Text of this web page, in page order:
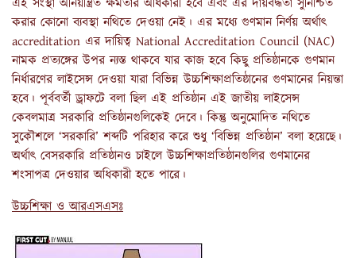
করার কোনো ব্যবস্থা নথিতে দেওয়া নেই। এর মধ্যে গুণমান নির্ণয় অর্থাৎ
accreditation এর দায়িত্ব National Accreditation Council (NAC)
নামক প্রত্যঙ্গের উপর ন্যস্ত থাকবে যার কাজ হবে কিছু প্রতিষ্ঠানকে গুণমান
নির্ধারণের লাইসেন্স দেওয়া যারা বিভিন্ন উচ্চশিক্ষাপ্রতিষ্ঠানের গুণমানের নিয়ন্তা
হবে। পূর্ববর্তী ড্রাফটে বলা ছিল এই প্রতিষ্ঠান এই জাতীয় লাইসেন্স
কেবলমাত্র সরকারি প্রতিষ্ঠানগুলিকেই দেবে। কিন্তু অনুমোদিত নথিতে
সুকৌশলে ‘সরকারি’ শব্দটি পরিহার করে শুধু ‘বিভিন্ন প্রতিষ্ঠান’ বলা হয়েছে।
অর্থাৎ বেসরকারি প্রতিষ্ঠানও চাইলে উচ্চশিক্ষাপ্রতিষ্ঠানগুলির গুণমানের
শংসাপত্র দেওয়ার অধিকারী হতে পারে।
উচ্চশিক্ষা ও আরএসএসঃ